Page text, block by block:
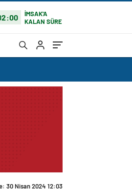
İMSAK'A
KALAN SÜRE
30 Nisan 2024 12:03